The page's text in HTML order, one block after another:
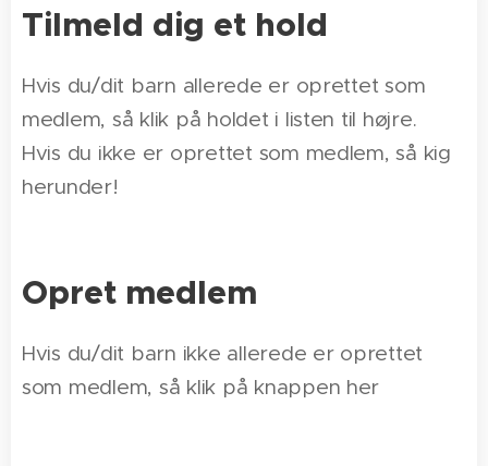
Tilmeld dig et hold
Hvis du/dit barn allerede er oprettet som
medlem, så klik på holdet i listen til højre.
Hvis du ikke er oprettet som medlem, så kig
herunder!
Opret medlem
Hvis du/dit barn ikke allerede er oprettet
som medlem, så klik på knappen her